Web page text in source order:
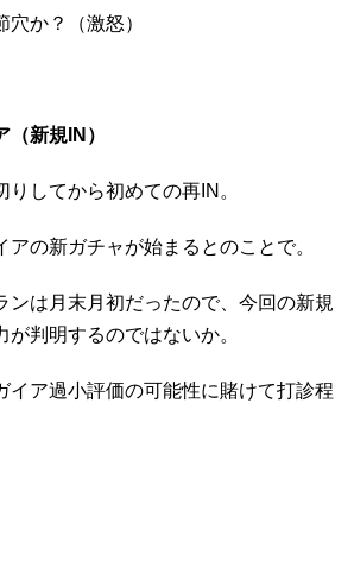
か？（激怒）
（新規IN）
してから初めての再IN。
アの新ガチャが始まるとのことで。
ンは月末月初だったので、今回の新規
が判明するのではないか。
イア過小評価の可能性に賭けて打診程